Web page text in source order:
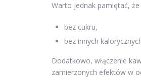
Warto jednak pamiętać,
bez cukru,
bez innych
Dodatkowo, włączenie
zamierzonych efektów w